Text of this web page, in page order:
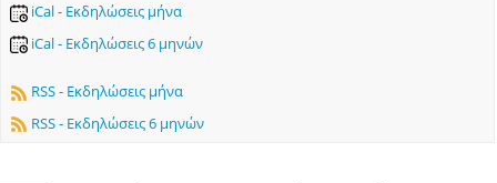
iCal - Εκδηλώσεις μήνα
iCal - Εκδηλώσεις 6 μηνών
RSS - Εκδηλώσεις μήνα
RSS - Εκδηλώσεις 6 μηνών